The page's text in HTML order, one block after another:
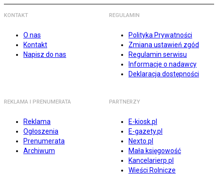
KONTAKT
O nas
Kontakt
Napisz do nas
REGULAMIN
Polityka Prywatności
Zmiana ustawień zgód
Regulamin serwisu
Informacje o nadawcy
Deklaracja dostępności
REKLAMA I PRENUMERATA
Reklama
Ogłoszenia
Prenumerata
Archiwum
PARTNERZY
E-kiosk.pl
E-gazety.pl
Nexto.pl
Mała księgowość
Kancelarierp.pl
Wieści Rolnicze